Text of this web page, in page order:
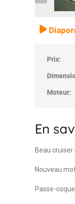
Prix:
Moteur:
En
Beau
Nouveau
Passe-